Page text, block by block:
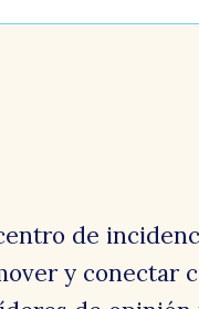
de
y conectar